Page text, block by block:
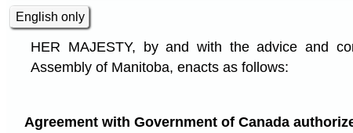
English only
HER MAJESTY, by and with the advice and
Assembly of Manitoba, enacts as follows:
Agreement with Government of Canada